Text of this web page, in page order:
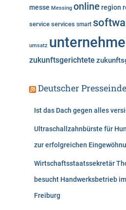
messe Messing online region
service services smart
umsatz
zukunftsgerichtete
Deutscher
Ist das Dach gegen alles
Ultraschallzahnbürste für
zur erfolgreichen
Wirtschaftsstaatssekretär
besucht Handwerksbetrieb
Freiburg